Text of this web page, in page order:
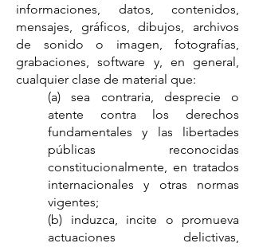
informaciones, datos, contenidos,
mensajes, gráficos, dibujos, archivos
de sonido o imagen, fotografías,
grabaciones, software y, en general,
cualquier clase de material que:
(a) sea contraria, desprecie o
atente contra los derechos
fundamentales y las libertades
públicas reconocidas
constitucionalmente, en tratados
internacionales y otras normas
vigentes;
(b) induzca, incite o promueva
actuaciones delictivas,